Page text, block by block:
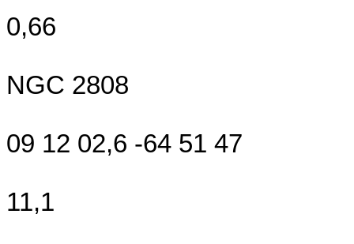
0,66
NGC 2808
09 12 02,6 -64 51 47
11,1